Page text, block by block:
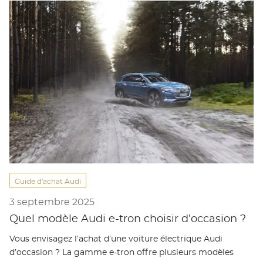
Guide d'achat Audi
3 septembre 2025
Quel modèle Audi e-tron choisir d’occasion ?
Vous envisagez l’achat d’une voiture électrique Audi
d’occasion ? La gamme e-tron offre plusieurs modèles